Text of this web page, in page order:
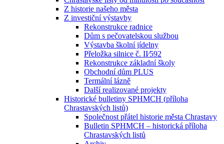
Z historie našeho města
Z investiční výstavby
Rekonstrukce radnice
Dům s pečovatelskou službou
Výstavba školní jídelny
Přeložka silnice č. II⁄592
Rekonstrukce základní školy
Obchodní dům PLUS
Termální lázně
Další realizované projekty
Historické bulletiny SPHMCH (příloha
Chrastavských listů)
Společnost přátel historie města Chrastavy
Bulletin SPHMCH – historická příloha
Chrastavských listů